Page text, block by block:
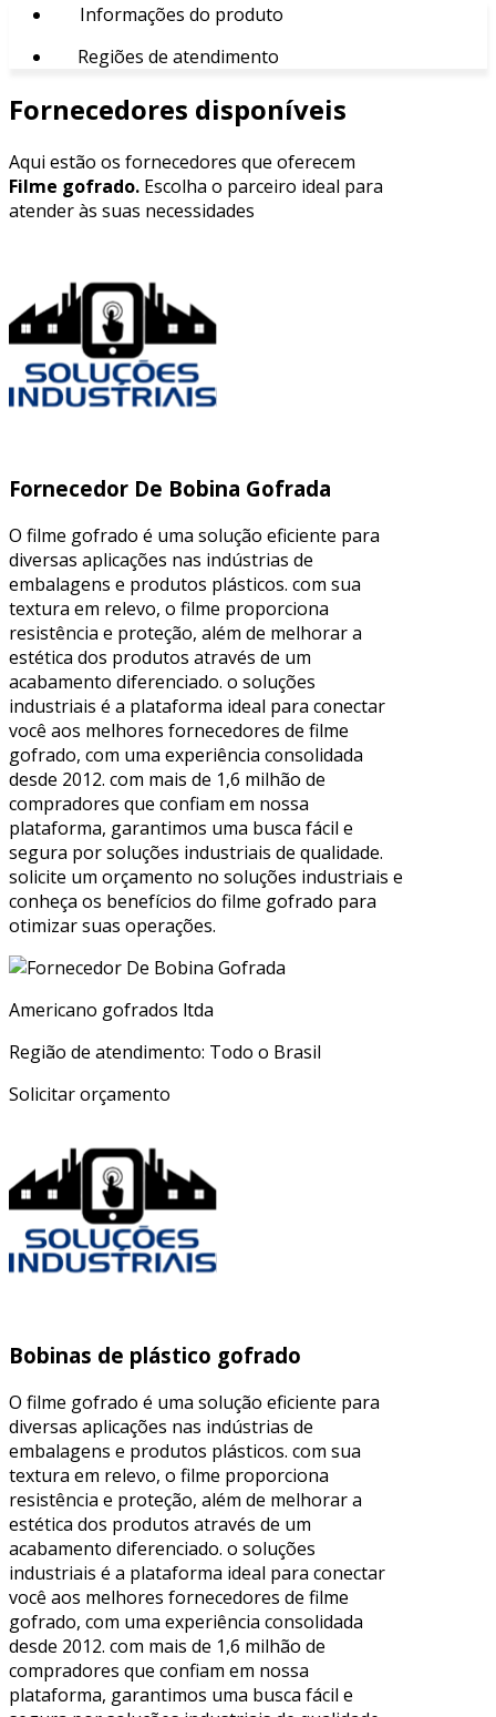
Informações do produto
Regiões de atendimento
Fornecedores disponíveis
Aqui estão os fornecedores que oferecem
Filme gofrado. Escolha o parceiro ideal para
atender às suas necessidades
Fornecedor De Bobina Gofrada
O filme gofrado é uma solução eficiente para
diversas aplicações nas indústrias de
embalagens e produtos plásticos. com sua
textura em relevo, o filme proporciona
resistência e proteção, além de melhorar a
estética dos produtos através de um
acabamento diferenciado. o soluções
industriais é a plataforma ideal para conectar
você aos melhores fornecedores de filme
gofrado, com uma experiência consolidada
desde 2012. com mais de 1,6 milhão de
compradores que confiam em nossa
plataforma, garantimos uma busca fácil e
segura por soluções industriais de qualidade.
solicite um orçamento no soluções industriais e
conheça os benefícios do filme gofrado para
otimizar suas operações.
Americano gofrados ltda
Região de atendimento: Todo o Brasil
Solicitar orçamento
Bobinas de plástico gofrado
O filme gofrado é uma solução eficiente para
diversas aplicações nas indústrias de
embalagens e produtos plásticos. com sua
textura em relevo, o filme proporciona
resistência e proteção, além de melhorar a
estética dos produtos através de um
acabamento diferenciado. o soluções
industriais é a plataforma ideal para conectar
você aos melhores fornecedores de filme
gofrado, com uma experiência consolidada
desde 2012. com mais de 1,6 milhão de
compradores que confiam em nossa
plataforma, garantimos uma busca fácil e